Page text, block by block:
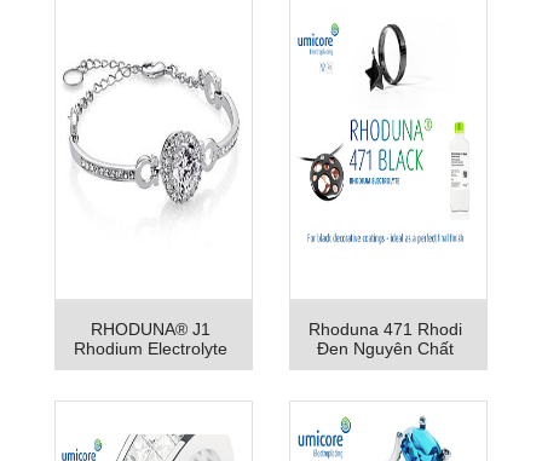
RHODUNA® J1
Rhodium Electrolyte
Rhoduna 471 Rhodi
Đen Nguyên Chất